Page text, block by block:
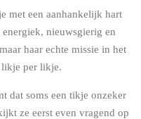
met een aanhankelijk hart
nieuwsgierig en
haar echte missie in het
likje per likje.
dat soms een tikje onzeker
ze eerst even vragend op